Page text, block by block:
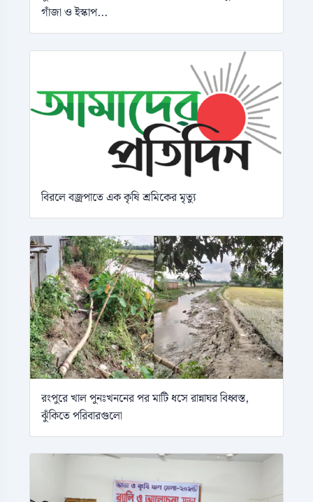
গাঁজা ও ইস্কাপ...
বিরলে বজ্রপাতে এক কৃষি শ্রমিকের মৃত্যু
রংপুরে খাল পুনঃখননের পর মাটি ধসে রান্নাঘর বিধ্বস্ত,
ঝুঁকিতে পরিবারগুলো